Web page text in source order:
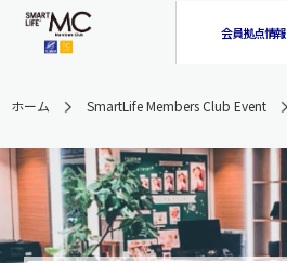
会員拠点情報
ホーム SmartLife Members Club Event